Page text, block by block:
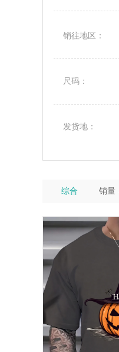
销往地区：
尺码：
发货地：
综合 销量